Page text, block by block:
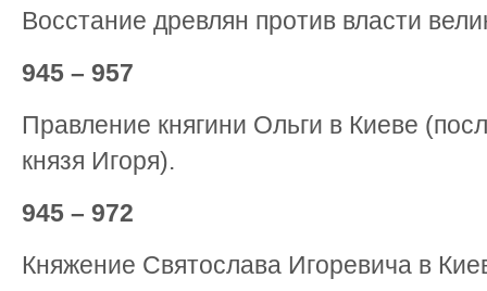
Восстание древлян против власти
945 – 957
Правление княгини Ольги в Киеве
князя Игоря).
945 – 972
Княжение Святослава Игоревича в